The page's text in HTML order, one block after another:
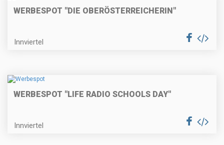
WERBESPOT "DIE OBERÖSTERREICHERIN"
Innviertel
WERBESPOT "LIFE RADIO SCHOOLS DAY"
Innviertel